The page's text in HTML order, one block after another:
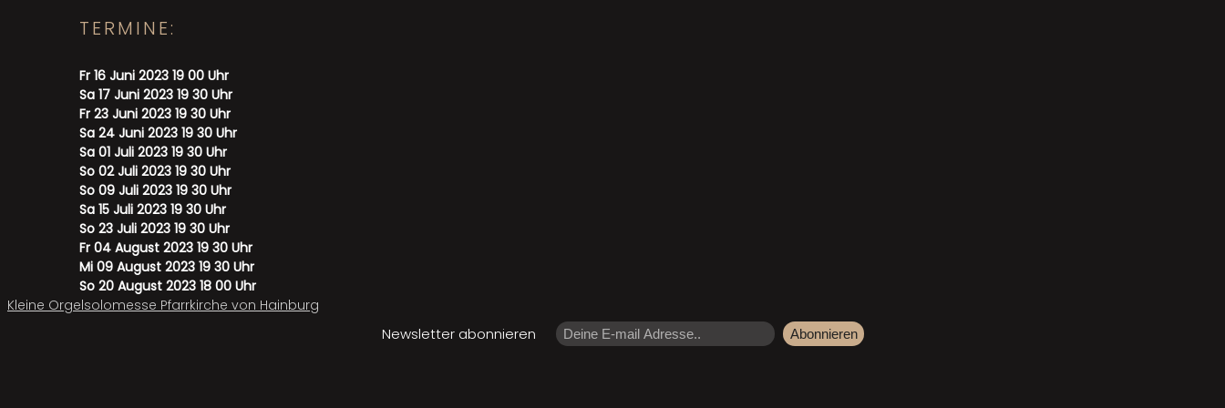
TERMINE:
Fr 16 Juni 2023 19 00 Uhr
Sa 17 Juni 2023 19 30 Uhr
Fr 23 Juni 2023 19 30 Uhr
Sa 24 Juni 2023 19 30 Uhr
Sa 01 Juli 2023 19 30 Uhr
So 02 Juli 2023 19 30 Uhr
So 09 Juli 2023 19 30 Uhr
Sa 15 Juli 2023 19 30 Uhr
So 23 Juli 2023 19 30 Uhr
Fr 04 August 2023 19 30 Uhr
Mi 09 August 2023 19 30 Uhr
So 20 August 2023 18 00 Uhr
Beitragsnavigation
Kleine Orgelsolomesse Pfarrkirche von Hainburg
Newsletter abonnieren